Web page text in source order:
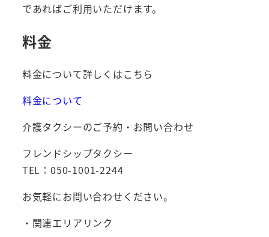
であればご利用いただけます。
料金
料金について詳しくはこちら
料金について
介護タクシーのご予約・お問い合わせ
フレンドシップタクシー
TEL：050-1001-2244
お気軽にお問い合わせください。
・関連エリアリンク